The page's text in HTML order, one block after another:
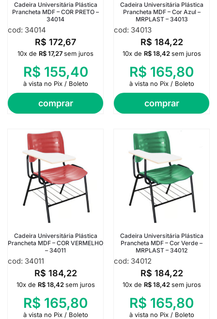
Cadeira Universitária Plástica
Prancheta MDF – COR PRETO –
34014
cod: 34014
R$ 172,67
comprar
10x de R$17,27sem juros
R$ 155,40
à vista no Pix / Boleto
Cadeira Universitária Plástica
Prancheta MDF – Cor Azul –
MRPLAST – 34013
cod: 34013
R$ 184,22
comprar
10x de R$18,42 sem juros
R$ 165,80
à vista no Pix / Boleto
Cadeira Universitária Plástica
Prancheta MDF – COR VERMELHO
– 34011
cod: 34011
R$ 184,22
10x de R$18,42 sem juros
R$ 165,80
à vista no Pix / Boleto
Cadeira Universitária Plástica
Prancheta MDF – Cor Verde –
MRPLAST – 34012
cod: 34012
R$ 184,22
10x de R$18,42 sem juros
R$ 165,80
à vista no Pix / Boleto